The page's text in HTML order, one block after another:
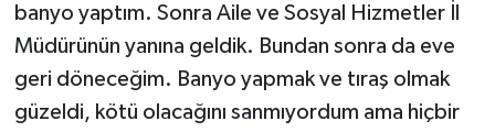
banyo yaptım. Sonra Aile ve Sosyal Hizmetler İl
Müdürünün yanına geldik. Bundan sonra da eve
geri döneceğim. Banyo yapmak ve tıraş olmak
güzeldi, kötü olacağını sanmıyordum ama hiçbir